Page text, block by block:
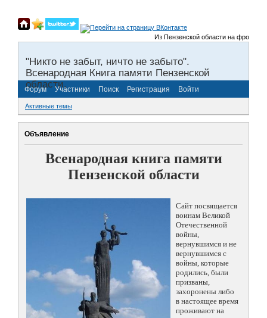
Из Пензенской области на фронты
"Никто не забыт, ничто не забыто".
Всенародная Книга памяти Пензенской
области.
Форум Участники Поиск Регистрация Войти
Активные темы
Объявление
Всенародная книга памяти
Пензенской области
Сайт посвящается
воинам Великой
Отечественной
войны,
вернувшимся и не
вернувшимся с
войны, которые
родились, были
призваны,
захоронены либо
в настоящее время
проживают на